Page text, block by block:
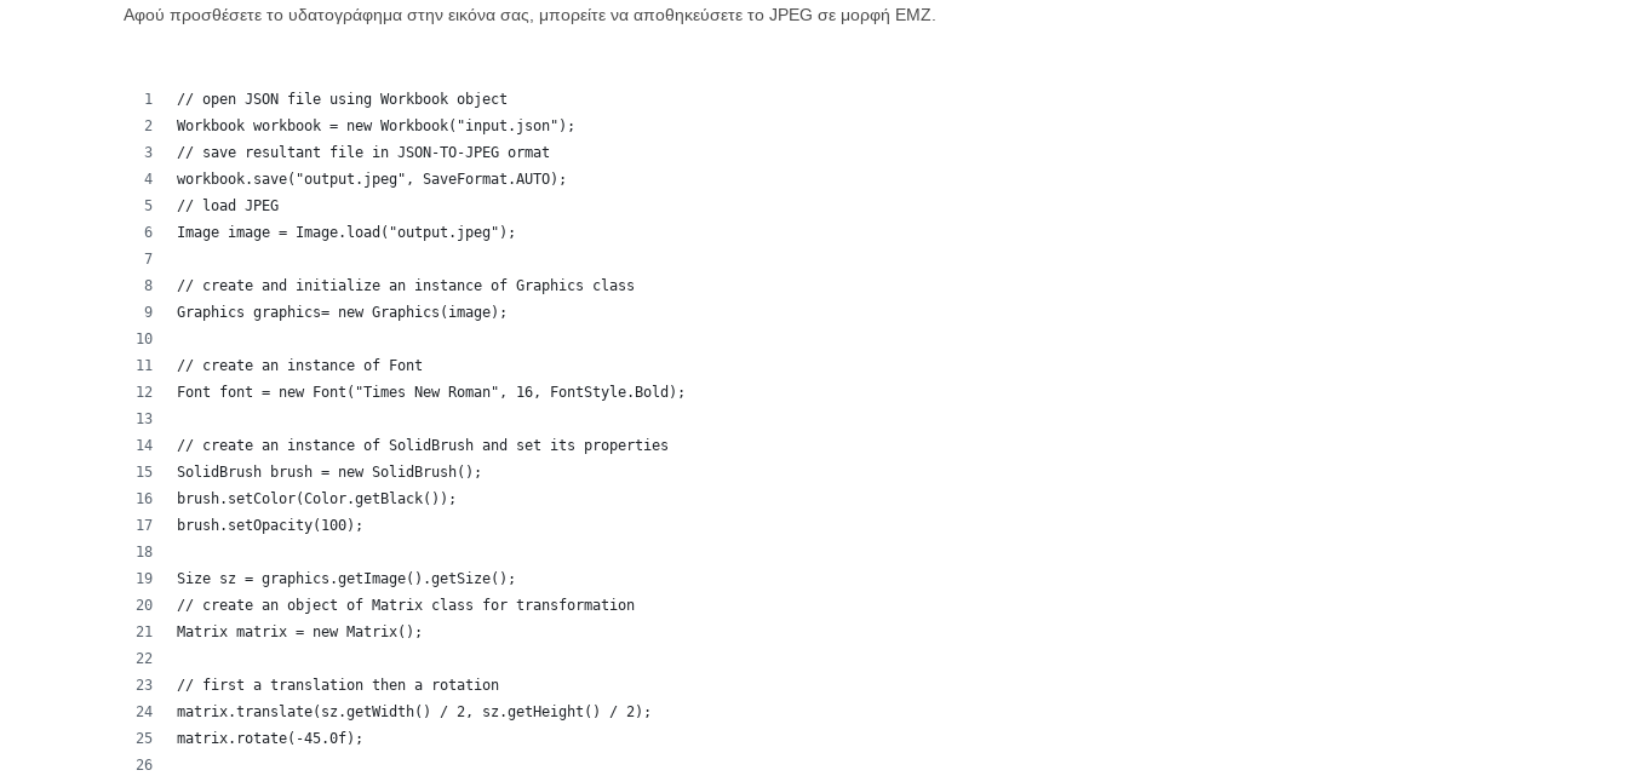
Αφού προσθέσετε το υδατογράφημα στην εικόνα σας, μπορείτε να αποθηκεύσετε το JPEG σε μορφή EMZ.
// open JSON file using Workbook object
Workbook workbook = new Workbook("input.json");
// save resultant file in JSON-TO-JPEG ormat
workbook.save("output.jpeg", SaveFormat.AUTO);
// load JPEG
Image image = Image.load("output.jpeg");
// create and initialize an instance of Graphics class
Graphics graphics= new Graphics(image);
// create an instance of Font
Font font = new Font("Times New Roman", 16, FontStyle.Bold);
// create an instance of SolidBrush and set its properties
SolidBrush brush = new SolidBrush();
brush.setColor(Color.getBlack());
brush.setOpacity(100);
Size sz = graphics.getImage().getSize();
// create an object of Matrix class for transformation
Matrix matrix = new Matrix();
// first a translation then a rotation
matrix.translate(sz.getWidth() / 2, sz.getHeight() / 2);
matrix.rotate(-45.0f);